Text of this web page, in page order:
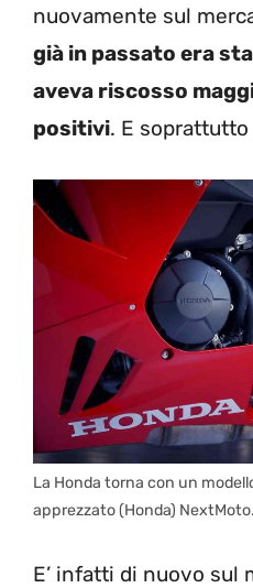
nuovamente sul
già in passato era
aveva riscosso
positivi. E
La Honda torna con un
apprezzato (Honda)
E’ infatti di nuovo sul